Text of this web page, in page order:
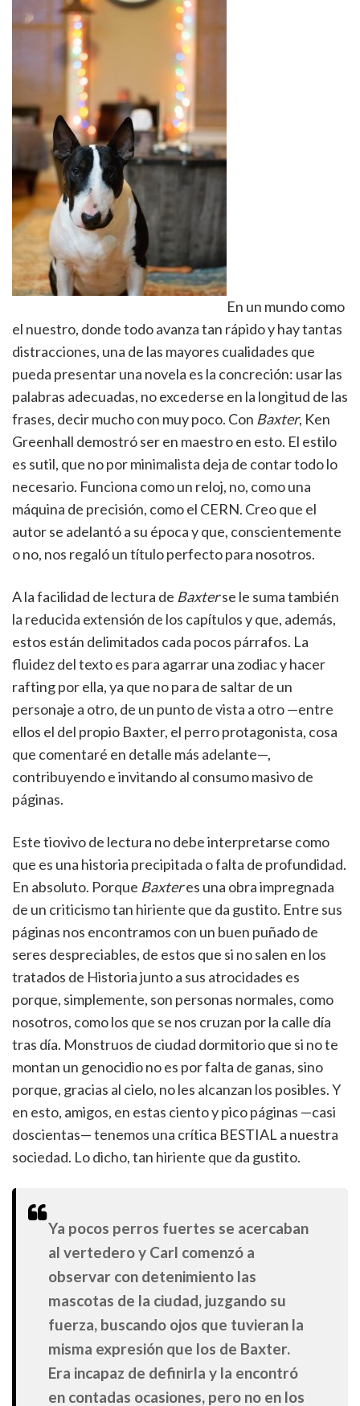
En un mundo como
el nuestro, donde todo avanza tan rápido y hay tantas
distracciones, una de las mayores cualidades que
pueda presentar una novela es la concreción: usar las
palabras adecuadas, no excederse en la longitud de las
frases, decir mucho con muy poco. Con Baxter, Ken
Greenhall demostró ser en maestro en esto. El estilo
es sutil, que no por minimalista deja de contar todo lo
necesario. Funciona como un reloj, no, como una
máquina de precisión, como el CERN. Creo que el
autor se adelantó a su época y que, conscientemente
o no, nos regaló un título perfecto para nosotros.
A la facilidad de lectura de Baxterse le suma también
la reducida extensión de los capítulos y que, además,
estos están delimitados cada pocos párrafos. La
fluidez del texto es para agarrar una zodiac y hacer
rafting por ella, ya que no para de saltar de un
personaje a otro, de un punto de vista a otro —entre
ellos el del propio Baxter, el perro protagonista, cosa
que comentaré en detalle más adelante—,
contribuyendo e invitando al consumo masivo de
páginas.
Este tiovivo de lectura no debe interpretarse como
que es una historia precipitada o falta de profundidad.
En absoluto. Porque Baxteres una obra impregnada
de un criticismo tan hiriente que da gustito. Entre sus
páginas nos encontramos con un buen puñado de
seres despreciables, de estos que si no salen en los
tratados de Historia junto a sus atrocidades es
porque, simplemente, son personas normales, como
nosotros, como los que se nos cruzan por la calle día
tras día. Monstruos de ciudad dormitorio que si no te
montan un genocidio no es por falta de ganas, sino
porque, gracias al cielo, no les alcanzan los posibles. Y
en esto, amigos, en estas ciento y pico páginas —casi
doscientas— tenemos una crítica BESTIAL a nuestra
sociedad. Lo dicho, tan hiriente que da gustito.
Ya pocos perros fuertes se acercaban
al vertedero y Carl comenzó a
observar con detenimiento las
mascotas de la ciudad, juzgando su
fuerza, buscando ojos que tuvieran la
misma expresión que los de Baxter.
Era incapaz de definirla y la encontró
en contadas ocasiones, pero no en los